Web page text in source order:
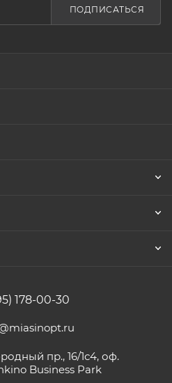
ПОДПИСАТЬСЯ
178-00-30
пр., 16/1с4, оф.
Business Park